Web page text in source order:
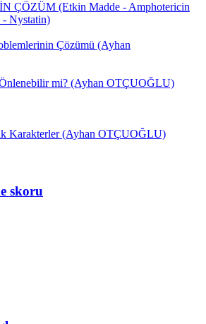
ÇÖZÜM (Etkin Madde - Amphotericin
Nystatin)
Çözümü (Ayhan
mi? (Ayhan OTÇUOĞLU)
Karakterler (Ayhan OTÇUOĞLU)
skoru